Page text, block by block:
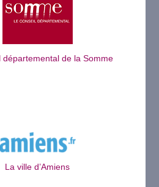
départemental de la Somme
La ville d’Amiens